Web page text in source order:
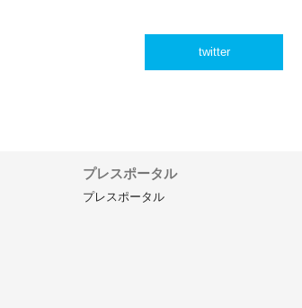
twitter
プレスポータル
プレスポータル